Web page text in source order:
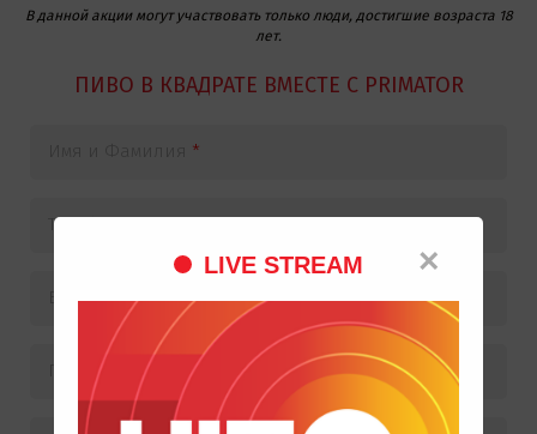
×
LIVE STREAM
В данной акции могут участвовать только люди, достигшие возраста 18
лет.
ПИВО В КВАДРАТЕ ВМЕСТЕ С PRIMATOR
*
Телефон*
Возраст*
Город\место проживания *